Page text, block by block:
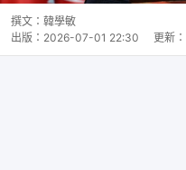
撰文： 韓學敏
出版： 2026-07-01 22:30 更新：